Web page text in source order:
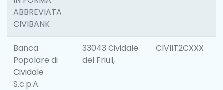
ABBREVIATA
CIVIBANK
Banca
Popolare di
Cividale
S.c.p.A.
33043 Cividale
del Friuli,
CIVIIT2CXXX